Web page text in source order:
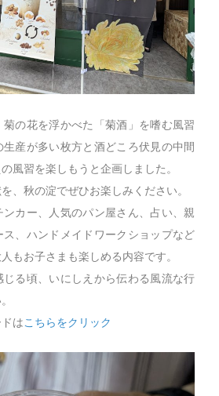
の花を浮かべた「菊酒」を嗜む風習
産が多い枚方と酒どころ伏見の中間
風習を楽しもうと企画しました。
、秋の淀でぜひお楽しみください。
カー、人気のパン屋さん、占い、親
、ハンドメイドワークショップなど
もお子さまも楽しめる内容です。
る頃、いにしえから伝わる風流な行
はこちらをクリック